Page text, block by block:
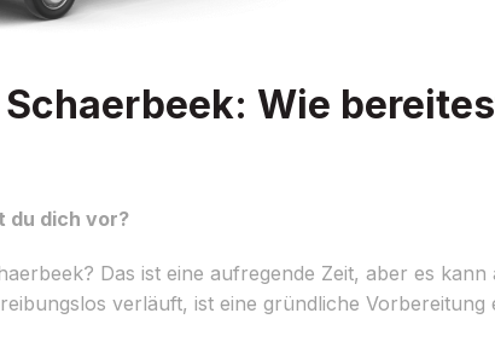
Wie
du dich vor?
Das ist eine aufregende Zeit, aber es kann
verläuft, ist eine gründliche Vorbereitung